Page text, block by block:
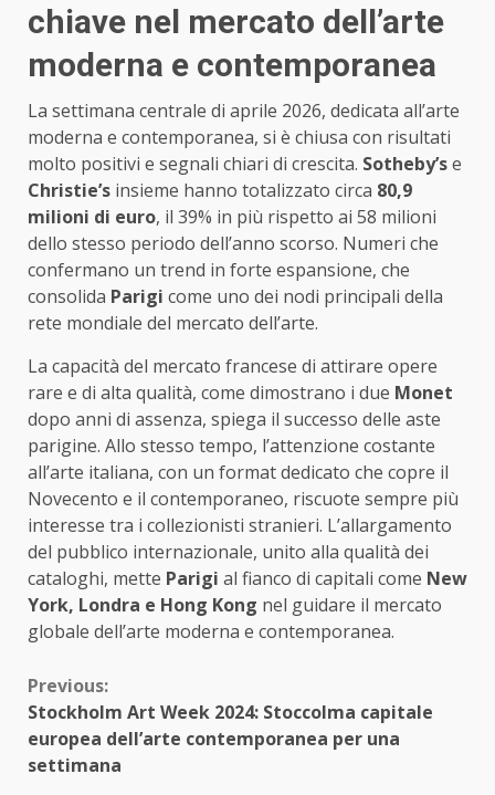
chiave nel mercato dell’arte
moderna e contemporanea
La settimana centrale di aprile 2026, dedicata all’arte
moderna e contemporanea, si è chiusa con risultati
molto positivi e segnali chiari di crescita. Sotheby’se
Christie’s insieme hanno totalizzato circa 80,9
milioni di euro, il 39% in più rispetto ai 58 milioni
dello stesso periodo dell’anno scorso. Numeri che
confermano un trend in forte espansione, che
consolida Parigi come uno dei nodi principali della
rete mondiale del mercato dell’arte.
La capacità del mercato francese di attirare opere
rare e di alta qualità, come dimostrano i due Monet
dopo anni di assenza, spiega il successo delle aste
parigine. Allo stesso tempo, l’attenzione costante
all’arte italiana, con un format dedicato che copre il
Novecento e il contemporaneo, riscuote sempre più
interesse tra i collezionisti stranieri. L’allargamento
del pubblico internazionale, unito alla qualità dei
cataloghi, mette Parigi al fianco di capitali come New
York, Londra e Hong Kong nel guidare il mercato
globale dell’arte moderna e contemporanea.
Continue
Reading
Previous:
Stockholm Art Week 2024: Stoccolma capitale
europea dell’arte contemporanea per una
settimana